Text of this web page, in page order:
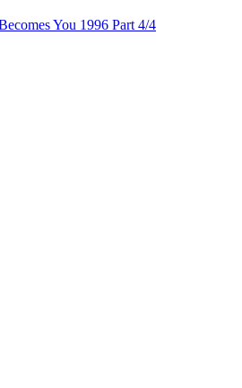
You 1996 Part 4/4